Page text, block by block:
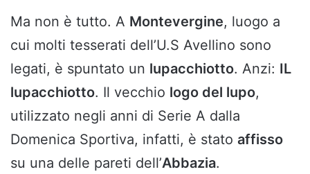
Ma non è tutto. A Montevergine, luogo a
cui molti tesserati dell’U.S Avellino sono
legati, è spuntato un lupacchiotto. Anzi: IL
lupacchiotto. Il vecchio logo del lupo,
utilizzato negli anni di Serie A dalla
Domenica Sportiva, infatti, è stato affisso
su una delle pareti dell’Abbazia.